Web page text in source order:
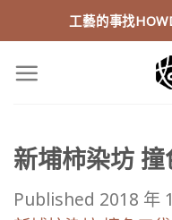
to
content
工藝的事找
新埔柿染坊
Published 2018 年